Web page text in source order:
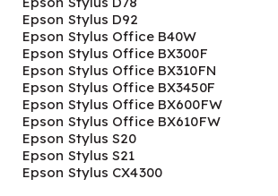
Epson Stylus D92
Epson Stylus Office B40W
Epson Stylus Office BX300F
Epson Stylus Office BX310FN
Epson Stylus Office BX3450F
Epson Stylus Office BX600FW
Epson Stylus Office BX610FW
Epson Stylus S20
Epson Stylus S21
Epson Stylus CX4300